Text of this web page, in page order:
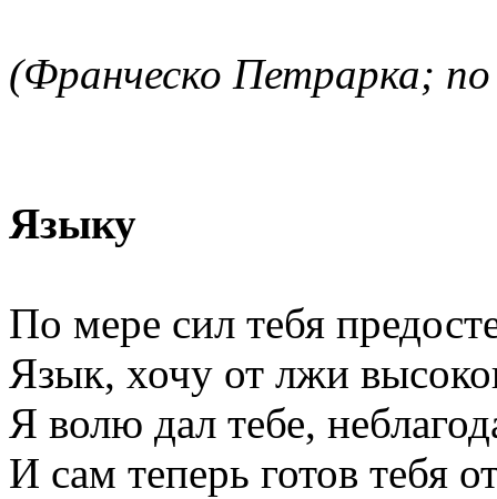
(Франческо Петрарка;
Языку
По мере сил тебя
Язык, хочу от лжи
Я волю дал тебе,
И сам теперь готов тебя